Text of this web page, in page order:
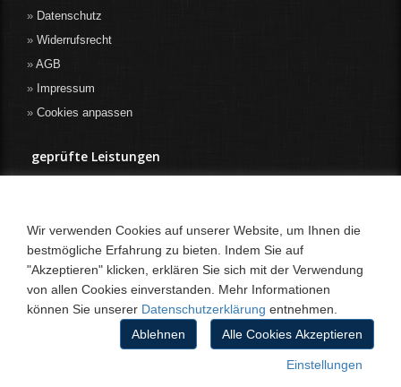
Datenschutz
Widerrufsrecht
AGB
Impressum
Cookies anpassen
geprüfte Leistungen
Wir verwenden Cookies auf unserer Website, um Ihnen die
bestmögliche Erfahrung zu bieten. Indem Sie auf
"Akzeptieren" klicken, erklären Sie sich mit der Verwendung
von allen Cookies einverstanden. Mehr Informationen
können Sie unserer Datenschutzerklärung entnehmen.
Alle Cookies Akzeptieren
Ablehnen
Einstellungen